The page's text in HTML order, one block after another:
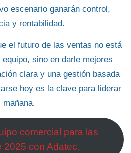
escenario ganarán control,
y rentabilidad.
el futuro de las ventas no está
sino en darle mejores
clara y una gestión basada
hoy es la clave para liderar
mañana.
comercial para las
2025 con Adatec.